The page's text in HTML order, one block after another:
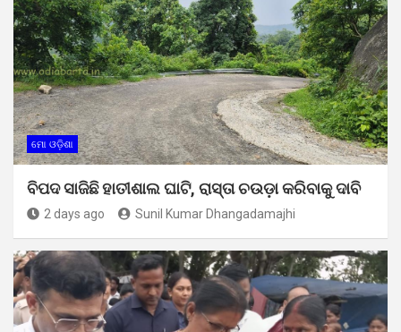
ମୋ ଓଡ଼ିଶା
ବିପଦ ସାଜିଛି ହାତୀଶାଲ ଘାଟି, ରାସ୍ତା ଚଉଡ଼ା କରିବାକୁ ଦାବି
2 days ago Sunil Kumar Dhangadamajhi